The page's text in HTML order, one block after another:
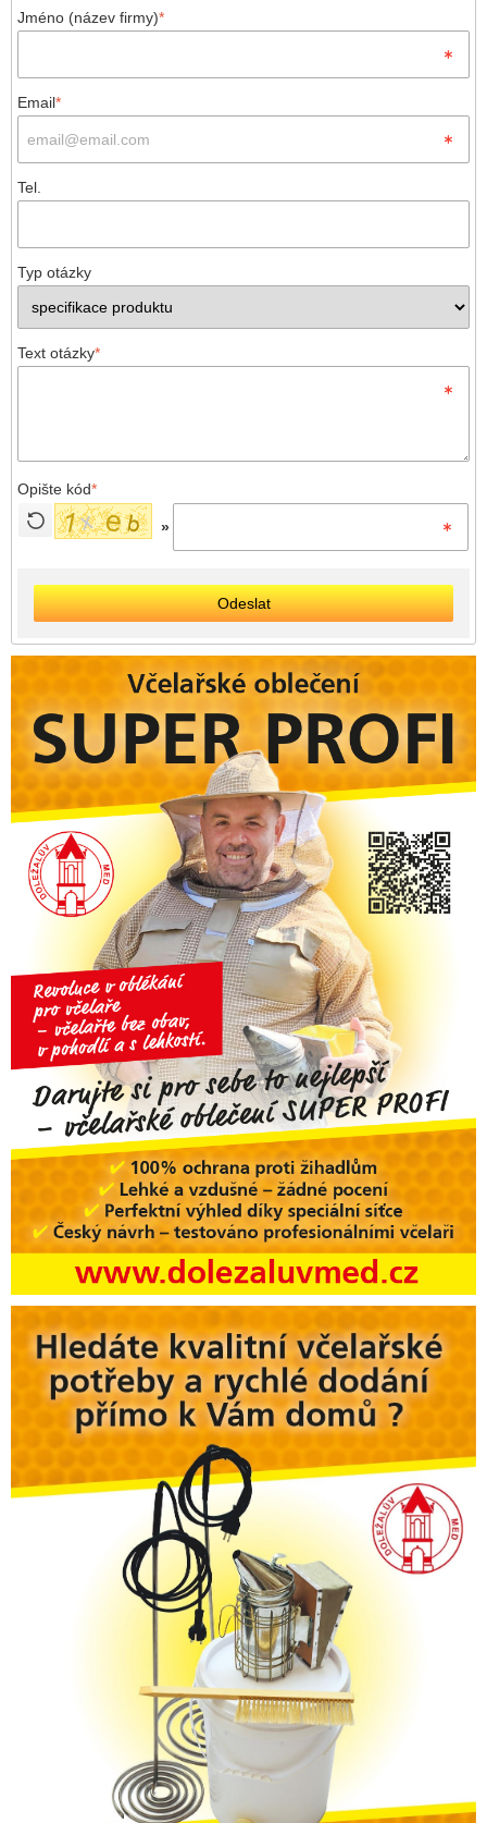
Jméno (název firmy)*
Email*
Tel.
Typ otázky
Text otázky*
Opište kód*
»
Odeslat